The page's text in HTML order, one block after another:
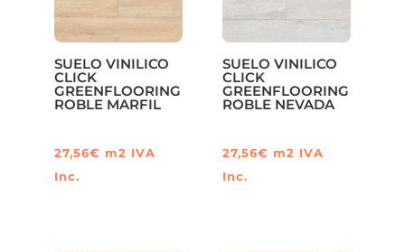
SUELO VINILICO
CLICK
GREENFLOORING
ROBLE MARFIL
27,56€ m2 IVA
Inc.
SUELO VINILICO
CLICK
GREENFLOORING
ROBLE NEVADA
27,56€ m2 IVA
Inc.